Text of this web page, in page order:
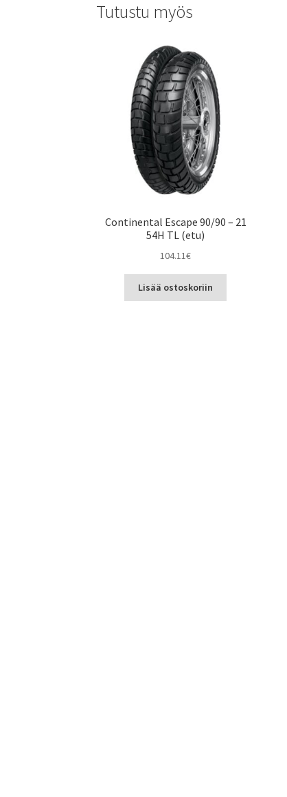
Tutustu myös
Continental Escape 90/90 – 21
54H TL (etu)
104.11€
Lisää ostoskoriin